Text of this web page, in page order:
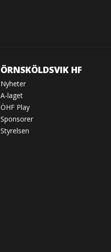
ÖRNSKÖLDSVIK HF
Nyheter
A-laget
ÖHF Play
Sponsorer
Styrelsen